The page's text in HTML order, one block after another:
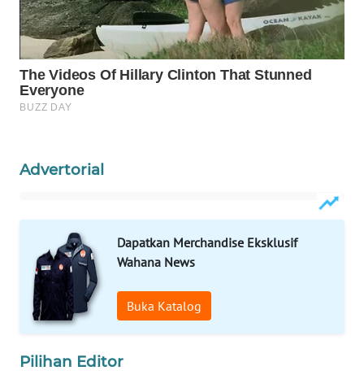
Advertorial
Dapatkan Merchandise Eksklusif
Wahana News
Buka Katalog
Pilihan Editor
PORTAL
KONSUMEN
FORWAMKI
TAMBANG
NEWS
SITUNGIR
NEWS
NEWS